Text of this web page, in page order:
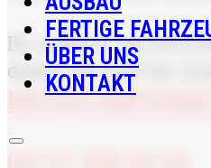
FERTIGE
ÜBER UNS
KONTAKT
Du wohnst um die
damit wir mit Dir
·